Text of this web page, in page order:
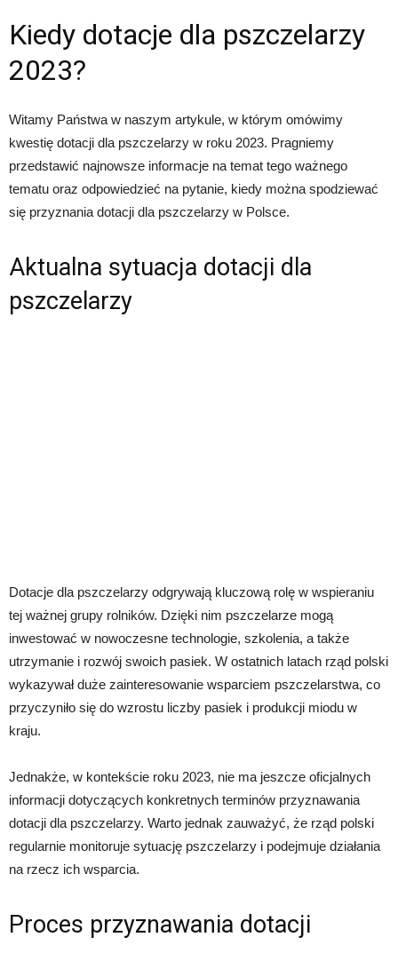
Kiedy dotacje dla pszczelarzy
2023?
Witamy Państwa w naszym artykule, w którym omówimy
kwestię dotacji dla pszczelarzy w roku 2023. Pragniemy
przedstawić najnowsze informacje na temat tego ważnego
tematu oraz odpowiedzieć na pytanie, kiedy można spodziewać
się przyznania dotacji dla pszczelarzy w Polsce.
Aktualna sytuacja dotacji dla
pszczelarzy
Dotacje dla pszczelarzy odgrywają kluczową rolę w wspieraniu
tej ważnej grupy rolników. Dzięki nim pszczelarze mogą
inwestować w nowoczesne technologie, szkolenia, a także
utrzymanie i rozwój swoich pasiek. W ostatnich latach rząd polski
wykazywał duże zainteresowanie wsparciem pszczelarstwa, co
przyczyniło się do wzrostu liczby pasiek i produkcji miodu w
kraju.
Jednakże, w kontekście roku 2023, nie ma jeszcze oficjalnych
informacji dotyczących konkretnych terminów przyznawania
dotacji dla pszczelarzy. Warto jednak zauważyć, że rząd polski
regularnie monitoruje sytuację pszczelarzy i podejmuje działania
na rzecz ich wsparcia.
Proces przyznawania dotacji